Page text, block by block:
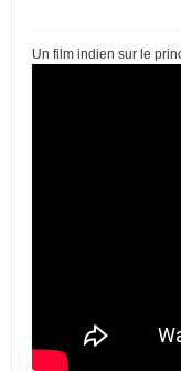
Un film indien sur le